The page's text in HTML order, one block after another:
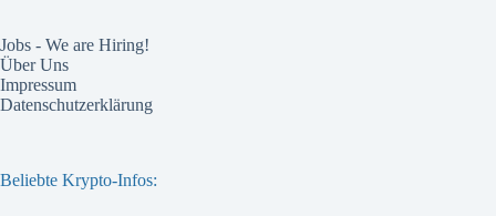
Jobs - We are Hiring!
Über Uns
Impressum
Datenschutzerklärung
Beliebte Krypto-Infos: